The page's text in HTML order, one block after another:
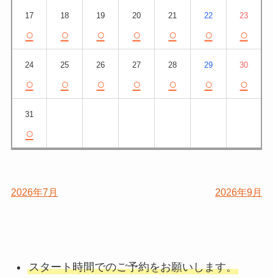
17
○
18
○
19
○
20
○
21
○
22
○
23
○
24
○
25
○
26
○
27
○
28
○
29
○
30
○
31
○
2026年7月 2026年9月
スタート時間でのご予約をお願いします。